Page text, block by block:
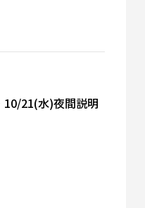
21(水)夜間説明